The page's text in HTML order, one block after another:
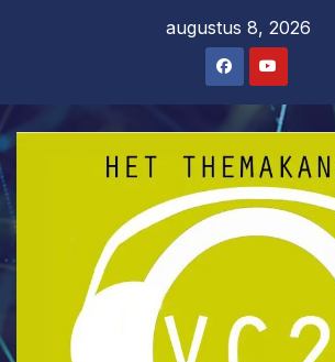
augustus 8, 2026